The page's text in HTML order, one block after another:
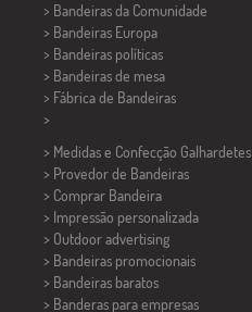
> Bandeiras da Comunidade
> Bandeiras Europa
> Bandeiras políticas
> Bandeiras de mesa
> Fábrica de Bandeiras
>
> Medidas e Confecção Galhardetes
> Provedor de Bandeiras
> Comprar Bandeira
> Impressão personalizada
> Outdoor advertising
> Bandeiras promocionais
> Bandeiras baratos
> Banderas para empresas